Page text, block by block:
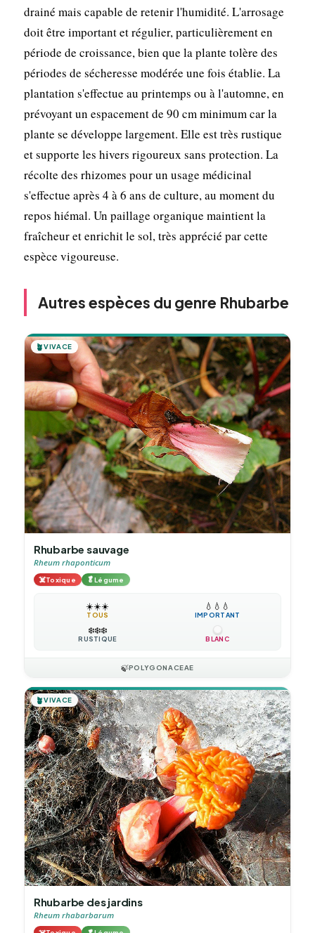
drainé mais capable de retenir l'humidité. L'arrosage
doit être important et régulier, particulièrement en
période de croissance, bien que la plante tolère des
périodes de sécheresse modérée une fois établie. La
plantation s'effectue au printemps ou à l'automne, en
prévoyant un espacement de 90 cm minimum car la
plante se développe largement. Elle est très rustique
et supporte les hivers rigoureux sans protection. La
récolte des rhizomes pour un usage médicinal
s'effectue après 4 à 6 ans de culture, au moment du
repos hiémal. Un paillage organique maintient la
fraîcheur et enrichit le sol, très apprécié par cette
espèce vigoureuse.
Autres espèces du genre Rhubarbe
🪴VIVACE
Rhubarbe sauvage
Rheum rhaponticum
☠️Toxique 🥬Légume
☀️☀️☀️
TOUS
💧 💧 💧
IMPORTANT
❄️❄️❄️
RUSTIQUE BLANC
🍃POLYGONACEAE
🪴VIVACE
Rhubarbe des jardins
Rheum rhabarbarum